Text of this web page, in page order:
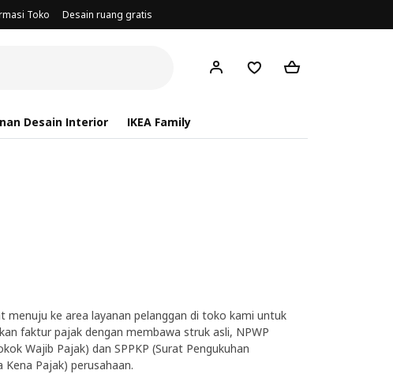
Toko Desain ruang gratis
Desain Interior IKEA Family
menuju ke area layanan pelanggan di toko kami untuk
faktur pajak dengan membawa struk asli, NPWP
Wajib Pajak) dan SPPKP (Surat Pengukuhan
Kena Pajak) perusahaan.